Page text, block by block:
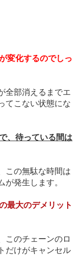
変化するのでしっ
全部消えるまでエ
てこない状態にな
、待っている間は
この無駄な時間は
発生します。
最大のデメリット
このチェーンのロ
だけがキャンセル